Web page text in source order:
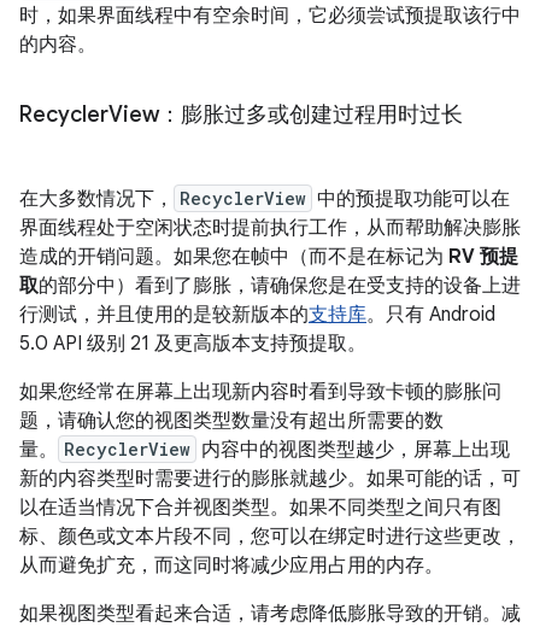
时，如果界面线程中有空余时间，它必须尝试预提取该行中
的内容。
RecyclerView：膨胀过多或创建过程用时过长
在大多数情况下， RecyclerView 中的预提取功能可以在
界面线程处于空闲状态时提前执行工作，从而帮助解决膨胀
造成的开销问题。如果您在帧中（而不是在标记为 RV 预提
取的部分中）看到了膨胀，请确保您是在受支持的设备上进
行测试，并且使用的是较新版本的支持库。只有 Android
5.0 API 级别 21 及更高版本支持预提取。
如果您经常在屏幕上出现新内容时看到导致卡顿的膨胀问
题，请确认您的视图类型数量没有超出所需要的数
量。
RecyclerView 内容中的视图类型越少，屏幕上出现
新的内容类型时需要进行的膨胀就越少。如果可能的话，可
以在适当情况下合并视图类型。如果不同类型之间只有图
标、颜色或文本片段不同，您可以在绑定时进行这些更改，
从而避免扩充，而这同时将减少应用占用的内存。
如果视图类型看起来合适，请考虑降低膨胀导致的开销。减